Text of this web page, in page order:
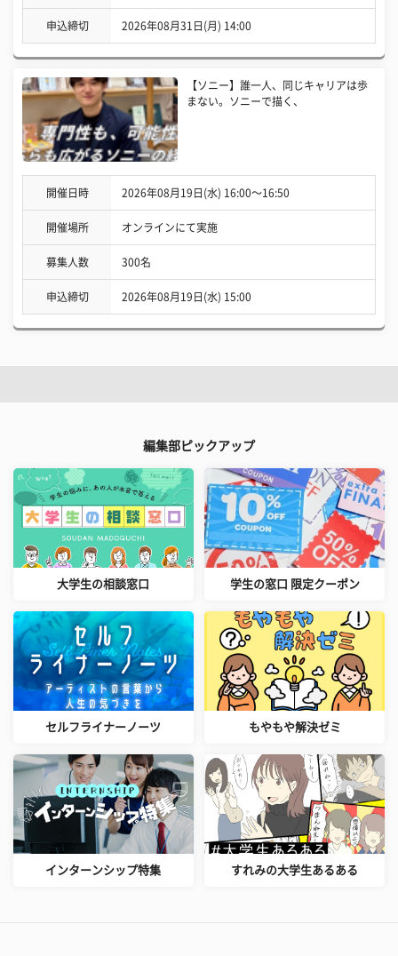
申込締切 2026年08月31日(月) 14:00
【ソニー】誰一人、同じキャリアは歩
まない。ソニーで描く、
開催日時 2026年08月19日(水) 16:00〜16:50
開催場所 オンラインにて実施
募集人数 300名
申込締切 2026年08月19日(水) 15:00
編集部ピックアップ
大学生の相談窓口 学生の窓口 限定クーポン
セルフライナーノーツ もやもや解決ゼミ
インターンシップ特集 すれみの大学生あるある